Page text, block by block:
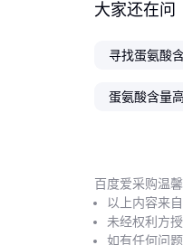
大家还在问
寻找蛋氨酸
蛋氨酸含量
百度爱采购温馨
以上内容来
未经权利方
如有任何问